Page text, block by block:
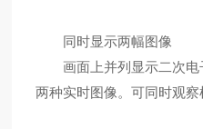
同时显示两幅图像
画面上并列显示二次电
两种实时图像。可同时观察